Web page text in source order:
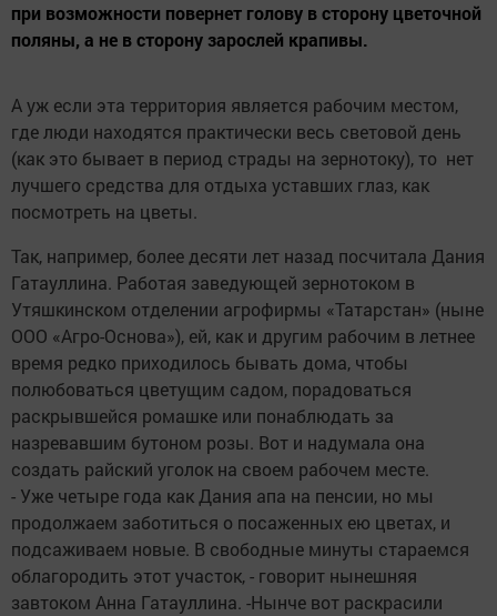
при возможности повернет голову в сторону цветочной
поляны, а не в сторону зарослей крапивы.
А уж если эта территория является рабочим местом,
где люди находятся практически весь световой день
(как это бывает в период страды на зернотоку), то нет
лучшего средства для отдыха уставших глаз, как
посмотреть на цветы.
Так, например, более десяти лет назад посчитала Дания
Гатауллина. Работая заведующей зернотоком в
Утяшкинском отделении агрофирмы «Татарстан» (ныне
ООО «Агро-Основа»), ей, как и другим рабочим в летнее
время редко приходилось бывать дома, чтобы
полюбоваться цветущим садом, порадоваться
раскрывшейся ромашке или понаблюдать за
назревавшим бутоном розы. Вот и надумала она
создать райский уголок на своем рабочем месте.
- Уже четыре года как Дания апа на пенсии, но мы
продолжаем заботиться о посаженных ею цветах, и
подсаживаем новые. В свободные минуты стараемся
облагородить этот участок, - говорит нынешняя
завтоком Анна Гатауллина. -Нынче вот раскрасили